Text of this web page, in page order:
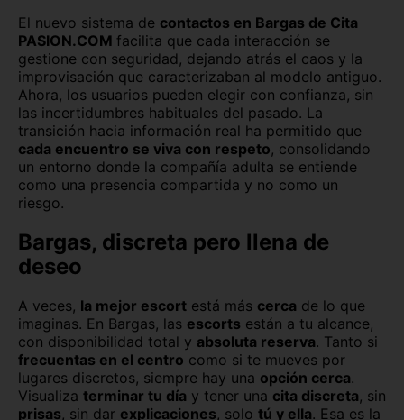
El nuevo sistema de contactos en Bargas de Cita
PASION.COM facilita que cada interacción se
gestione con seguridad, dejando atrás el caos y la
improvisación que caracterizaban al modelo antiguo.
Ahora, los usuarios pueden elegir con confianza, sin
las incertidumbres habituales del pasado. La
transición hacia información real ha permitido que
cada encuentro se viva con respeto, consolidando
un entorno donde la compañía adulta se entiende
como una presencia compartida y no como un
riesgo.
Bargas, discreta pero llena de
deseo
A veces, la mejor escort está más cerca de lo que
imaginas. En Bargas, las escorts están a tu alcance,
con disponibilidad total y absoluta reserva. Tanto si
frecuentas en el centro como si te mueves por
lugares discretos, siempre hay una opción cerca.
Visualiza terminar tu día y tener una cita discreta, sin
prisas, sin dar explicaciones, solo tú y ella. Esa es la